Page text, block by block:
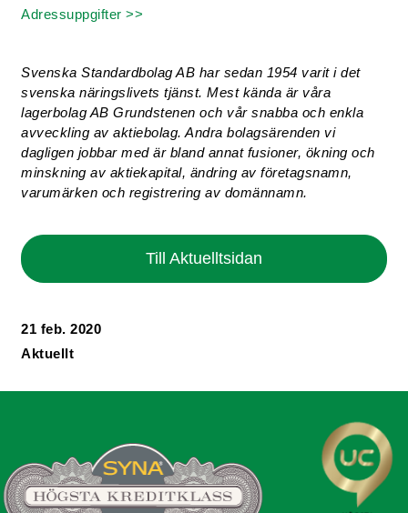
Adressuppgifter >>
Svenska Standardbolag AB har sedan 1954 varit i det
svenska näringslivets tjänst. Mest kända är våra
lagerbolag AB Grundstenen och vår snabba och enkla
avveckling av aktiebolag. Andra bolagsärenden vi
dagligen jobbar med är bland annat fusioner, ökning och
minskning av aktiekapital, ändring av företagsnamn,
varumärken och registrering av domännamn.
Till Aktuelltsidan
21 feb. 2020
Aktuellt